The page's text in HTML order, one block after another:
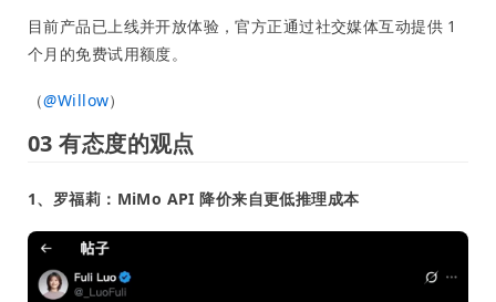
目前产品已上线并开放体验，官方正通过社交媒体互动提供 1
个月的免费试用额度。
（@Willow）
03 有态度的观点
1、罗福莉：MiMo API 降价来自更低推理成本